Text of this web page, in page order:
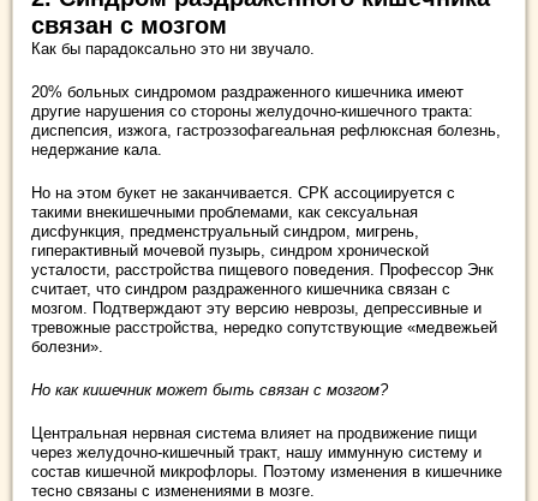
связан с мозгом
Как бы парадоксально это ни звучало.
20% больных синдромом раздраженного кишечника имеют
другие нарушения со стороны желудочно-кишечного тракта:
диспепсия, изжога, гастроэзофагеальная рефлюксная болезнь,
недержание кала.
Но на этом букет не заканчивается. СРК ассоциируется с
такими внекишечными проблемами, как сексуальная
дисфункция, предменструальный синдром, мигрень,
гиперактивный мочевой пузырь, синдром хронической
усталости, расстройства пищевого поведения. Профессор Энк
считает, что синдром раздраженного кишечника связан с
мозгом. Подтверждают эту версию неврозы, депрессивные и
тревожные расстройства, нередко сопутствующие «медвежьей
болезни».
Но как кишечник может быть связан с мозгом?
Центральная нервная система влияет на продвижение пищи
через желудочно-кишечный тракт, нашу иммунную систему и
состав кишечной микрофлоры. Поэтому изменения в кишечнике
тесно связаны с изменениями в мозге.